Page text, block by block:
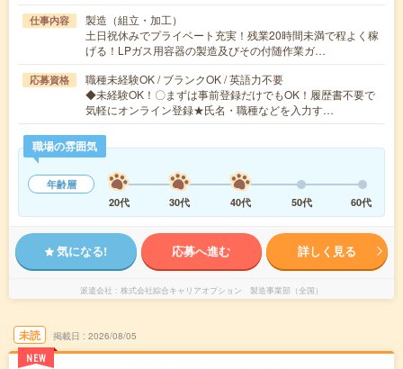
仕事内容
製造（組立・加工）
土日祝休みでプライベート充実！残業20時間未満で程よく稼
げる！LPガス用容器の製造及びその付随作業ガ…
応募資格
職種未経験OK / ブランクOK / 英語力不要
◆未経験OK！〇まずは事前登録だけでもOK！履歴書不要で
気軽にオンライン登録★氏名・職種などを入力す…
職場の雰囲気
年齢層
20代
30代 40代 50代 60代
気になる! 応募へ進む 詳しく見る
派遣会社 株式会社綜合キャリアオプション 製造事業部（全国）
未読
NEW
掲載日 2026/08/05